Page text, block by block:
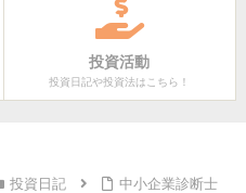
投資活動
投資日記や投資法はこちら！
投資日記
中小企業診断士